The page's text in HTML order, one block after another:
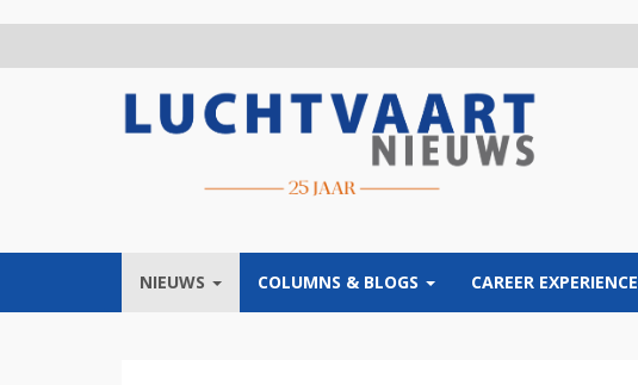
NIEUWS COLUMNS & BLOGS CAREER EXPERIENCE